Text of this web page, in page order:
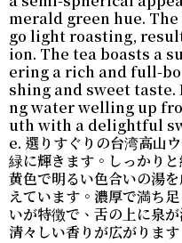
merald green hue.
go light roasting,
ion. The tea boasts a
ering a rich and full-
shing and sweet
ng water welling up
uth with a delightful
e. 選りすぐりの台湾高山
緑に輝きます。しっかり
黄色で明るい色合いの湯
えています。濃厚で満ち
いが特徴で、舌の上に泉
清々しい香りが広がります